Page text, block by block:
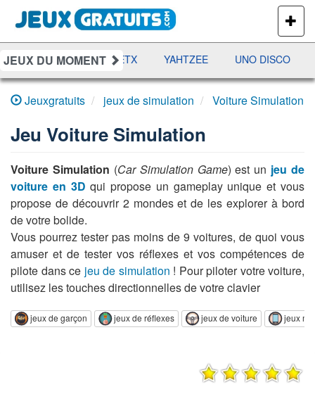
PLUS
DE
JEUX
JEUX DU MOMENT
RAMI JETX YAHTZEE UNO DISCO
Jeuxgratuits jeux de simulation Voiture Simulation
Jeu Voiture Simulation
Voiture Simulation (Car Simulation Game) est un jeu de
voiture en 3D qui propose un gameplay unique et vous
propose de découvrir 2 mondes et de les explorer à bord
de votre bolide.
Vous pourrez tester pas moins de 9 voitures, de quoi vous
amuser et de tester vos réflexes et vos compétences de
pilote dans ce jeu de simulation ! Pour piloter votre voiture,
utilisez les touches directionnelles de votre clavier
jeux de garçon jeux de réflexes jeux de voiture jeux